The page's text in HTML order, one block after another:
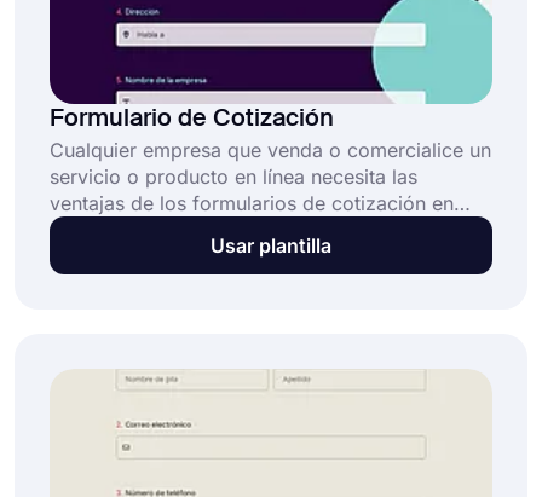
Formulario de Cotización
Cualquier empresa que venda o comercialice un
servicio o producto en línea necesita las
ventajas de los formularios de cotización en
línea. Tener un formulario de cotización en línea
atraerá clientes potenciales y aumentará su
esta plantilla de formulario de cotización en
línea para comenzar!
Usar plantilla